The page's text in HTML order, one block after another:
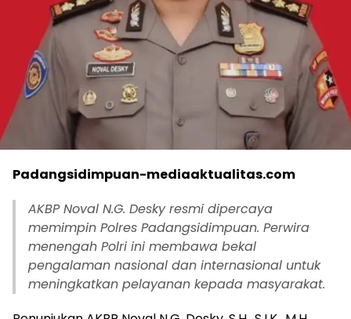
Padangsidimpuan-mediaaktualitas.com
AKBP Noval N.G. Desky resmi dipercaya
memimpin Polres Padangsidimpuan. Perwira
menengah Polri ini membawa bekal
pengalaman nasional dan internasional untuk
meningkatkan pelayanan kepada masyarakat.